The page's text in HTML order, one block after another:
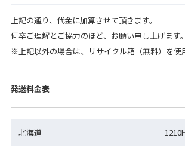
上記の通り、代金に加算させて頂きます。
何卒ご理解とご協力のほど、お願い申し上げます。
※上記以外の場合は、リサイクル箱（無料）を使
発送料金表
北海道 1210